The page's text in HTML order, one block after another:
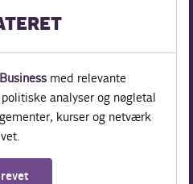
med relevante
analyser og nøgletal
kurser og netværk